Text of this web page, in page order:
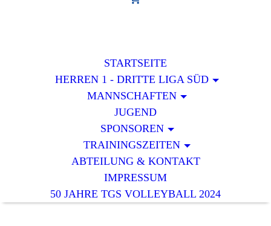
STARTSEITE
HERREN 1 - DRITTE LIGA SÜD
MANNSCHAFTEN
JUGEND
SPONSOREN
TRAININGSZEITEN
ABTEILUNG & KONTAKT
IMPRESSUM
50 JAHRE TGS VOLLEYBALL 2024